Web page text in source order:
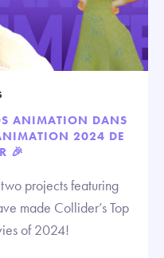
ANIMATION DANS
2024 DE
🎉
projects featuring
made Collider’s Top
of 2024!